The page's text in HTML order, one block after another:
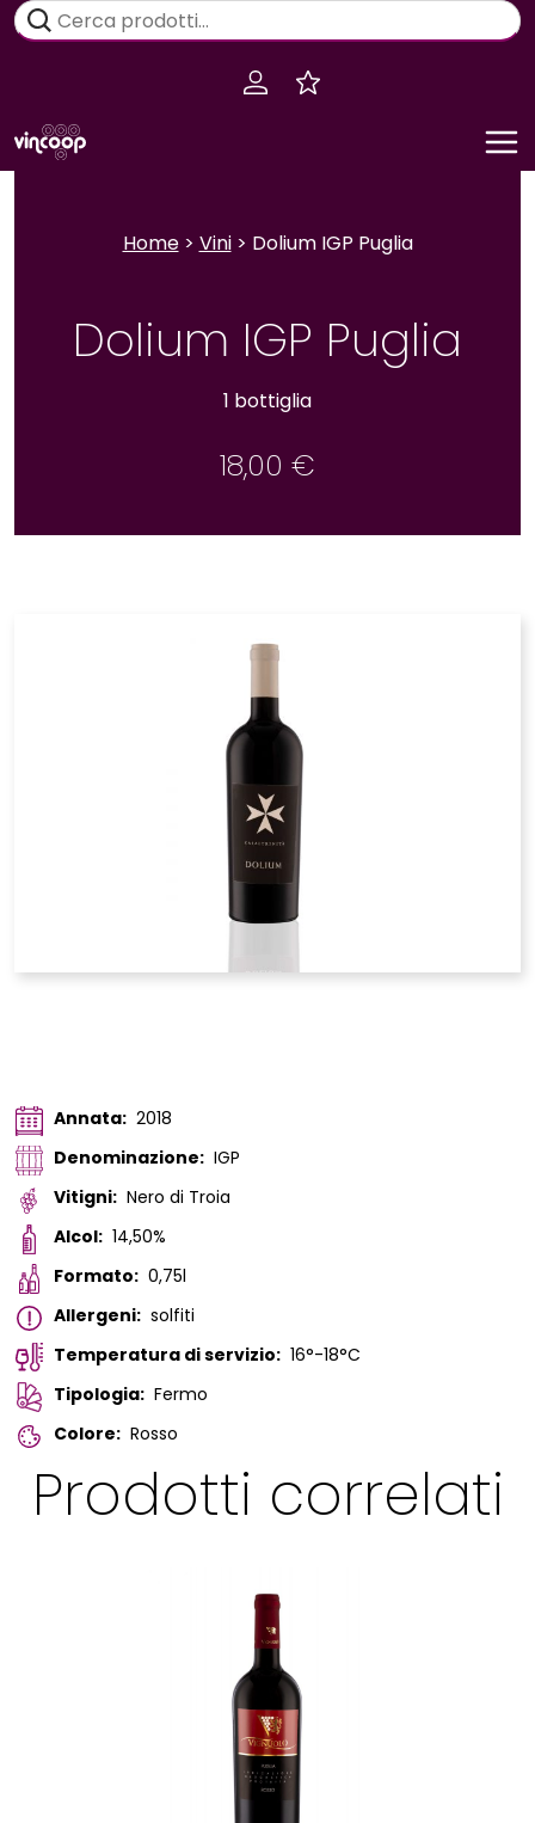
Salta
Cerca:
Home> Vini> Dolium IGP Puglia
Dolium IGP Puglia
1 bottiglia
18,00 €
Annata: 2018
Denominazione: IGP
Vitigni: Nero di Troia
Alcol: 14,50%
Formato: 0,75l
Allergeni: solfiti
Temperatura di servizio: 16°-18°C
Tipologia: Fermo
Colore: Rosso
Prodotti correlati